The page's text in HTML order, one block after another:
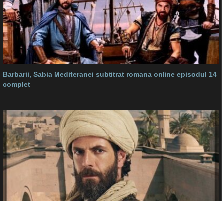
Barbarii, Sabia Mediteranei subtitrat romana online episodul 14
complet